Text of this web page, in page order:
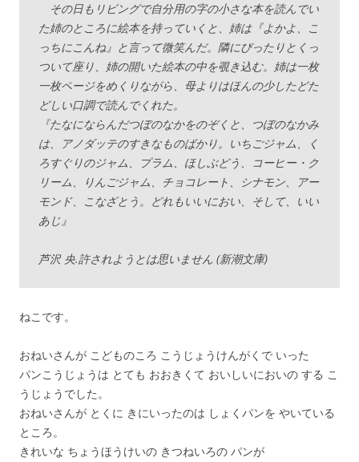
その日もリビングで自分用の字の小さな本を読んでい
た姉のところに絵本を持っていくと、姉は『よかよ、こ
っちにこんね』と言って微笑んだ。隣にぴったりとくっ
ついて座り、姉の開いた絵本の中を覗き込む。姉は一枚
一枚ページをめくりながら、母よりはほんの少したどた
どしい口調で読んでくれた。
『たなにならんだつぼのなかをのぞくと、つぼのなかみ
は、アノダッテのすきなものばかり。いちごジャム、く
ろすぐりのジャム、プラム、ほしぶどう、コーヒー・ク
リーム、りんごジャム、チョコレート、シナモン、アー
モンド、こなざとう。どれもいいにおい、そして、いい
あじ』
芦沢 央.許されようとは思いません (新潮文庫)
ねこです。
おねいさんが こどものころ こうじょうけんがくで いった
パンこうじょうは とても おおきくて おいしいにおいの する こ
うじょうでした。
おねいさんが とくに きにいったのは しょくパンを やいている
ところ。
きれいな ちょうほうけいの きつねいろの パンが